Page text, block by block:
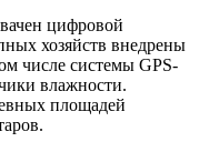
цифровой
хозяйств внедрены
числе системы GPS-
влажности.
площадей